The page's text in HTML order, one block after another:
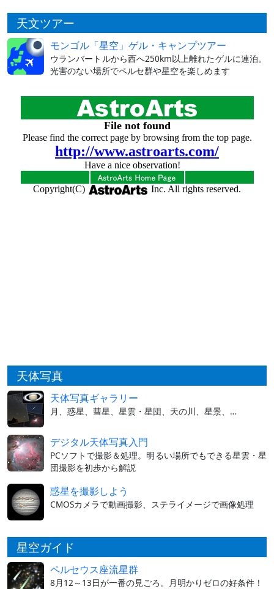
天文ツアー
モンゴル「星空」ゲル・キャンプツアー
ウランバートルから西へ250km以上離れたゲルに連泊。
光害のない場所でペルセ群や星空を楽しめます
天体写真
天体写真ギャラリー
月、惑星、彗星、星雲・星団、天の川、星景、…
デジタル天体写真入門
PCソフトで撮影＆処理。明るい場所でもできる星雲・星
団撮影を初歩から解説
惑星を撮影しよう
CMOSカメラで動画撮影、ステライメージで画像処理
星空ガイド
ペルセウス座流星群
8月12～13日が一番の見ごろ。月明かりゼロの好条件！